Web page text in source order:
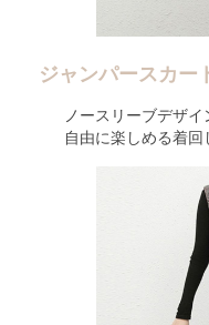
ジャンパースカー
ノースリーブデザ
自由に楽しめる着